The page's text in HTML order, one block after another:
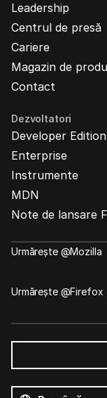
Leadership
Centrul de presă
Cariere
Magazin de
Contact
Dezvoltatori
Developer Edition
Enterprise
Instrumente
MDN
Note de lansare
Urmărește @Mozilla
Urmărește @Firefox
limbile
Limbă